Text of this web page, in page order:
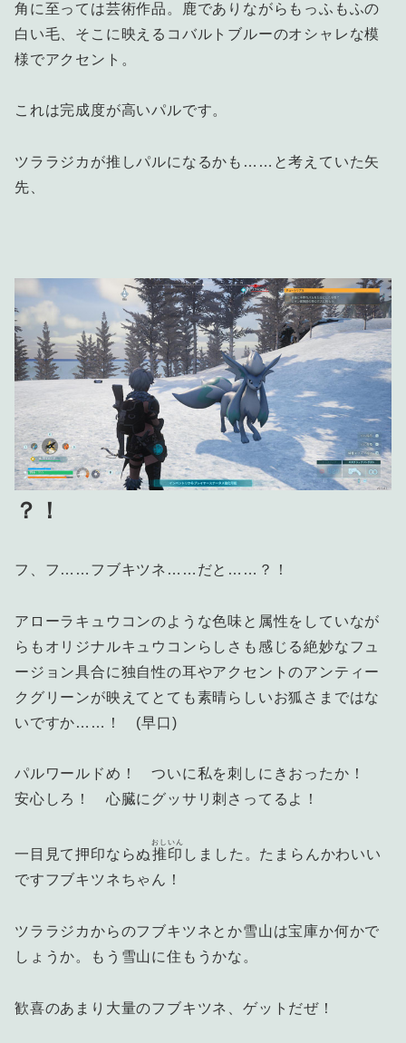
角に至っては芸術作品。鹿でありながらもっふもふの
白い毛、そこに映えるコバルトブルーのオシャレな模
様でアクセント。
これは完成度が高いパルです。
ツララジカが推しパルになるかも……と考えていた矢
先、
？！
フ、フ……フブキツネ……だと……？！
アローラキュウコンのような色味と属性をしていなが
らもオリジナルキュウコンらしさも感じる絶妙なフュ
ージョン具合に独自性の耳やアクセントのアンティー
クグリーンが映えてとても素晴らしいお狐さまではな
いですか……！ (早口)
パルワールドめ！ ついに私を刺しにきおったか！
安心しろ！ 心臓にグッサリ刺さってるよ！
一目見て押印ならぬ推印
おしいん
しました。たまらんかわいい
ですフブキツネちゃん！
ツララジカからのフブキツネとか雪山は宝庫か何かで
しょうか。もう雪山に住もうかな。
歓喜のあまり大量のフブキツネ、ゲットだぜ！